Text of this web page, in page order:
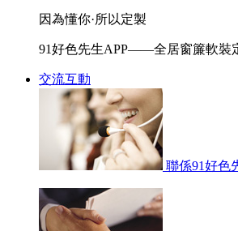
因為懂你·所以定製
91好色先生APP——全居窗簾軟裝
交流互動
聯係91好色